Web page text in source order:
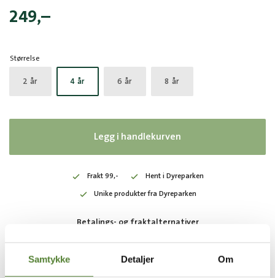
Samtykke Detaljer Om
249,–
Størrelse
2 år 4 år 6 år 8 år
Legg i handlekurven
Frakt 99,- Hent i Dyreparken
Unike produkter fra Dyreparken
Betalings- og fraktalternativer